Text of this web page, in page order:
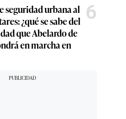
seguridad urbana al
¿qué se sabe del
que Abelardo de
en marcha en
6